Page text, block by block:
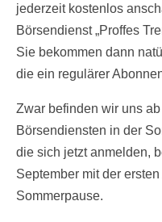
jederzeit kostenlos
Börsendienst „Proffes
Sie bekommen dann
die ein regulärer
Zwar befinden wir uns
Börsendiensten in der
die sich jetzt anmelden,
September mit der
Sommerpause.